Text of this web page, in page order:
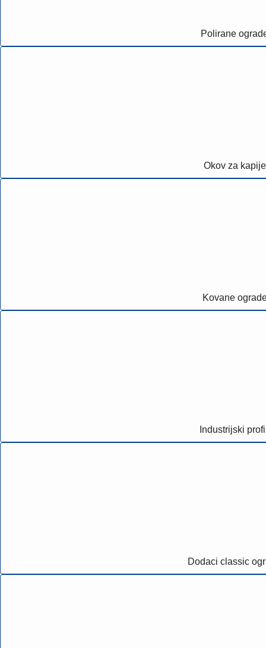
Polirane
Okov za kapije
Kovane
Industrijski
Dodaci classic